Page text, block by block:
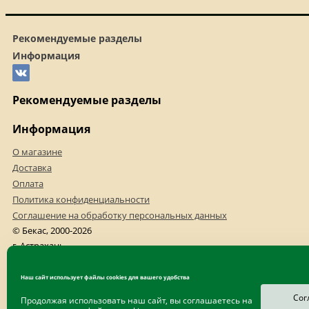
Рекомендуемые разделы
Информация
Рекомендуемые разделы
Информация
О магазине
Доставка
Оплата
Политика конфиденциальности
Соглашение на обработку персональных данных
© Бекас, 2000-2026
г. Астрахань
+7(8512)523-456
Наш сайт использует файлы cookies для вашего удобства
Продолжая использовать наш сайт, вы соглашаетесь на